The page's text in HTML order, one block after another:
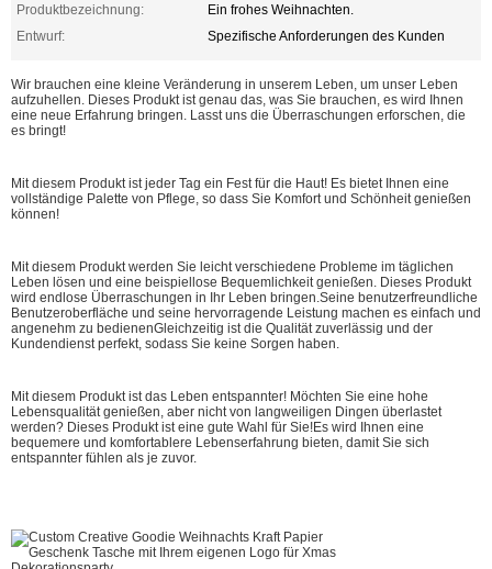
Produktbezeichnung:
Ein frohes Weihnachten.
Entwurf:
Spezifische Anforderungen des Kunden
Wir brauchen eine kleine Veränderung in unserem Leben, um unser Leben
aufzuhellen. Dieses Produkt ist genau das, was Sie brauchen, es wird Ihnen
eine neue Erfahrung bringen. Lasst uns die Überraschungen erforschen, die
es bringt!
Mit diesem Produkt ist jeder Tag ein Fest für die Haut! Es bietet Ihnen eine
vollständige Palette von Pflege, so dass Sie Komfort und Schönheit genießen
können!
Mit diesem Produkt werden Sie leicht verschiedene Probleme im täglichen
Leben lösen und eine beispiellose Bequemlichkeit genießen. Dieses Produkt
wird endlose Überraschungen in Ihr Leben bringen.Seine benutzerfreundliche
Benutzeroberfläche und seine hervorragende Leistung machen es einfach und
angenehm zu bedienenGleichzeitig ist die Qualität zuverlässig und der
Kundendienst perfekt, sodass Sie keine Sorgen haben.
Mit diesem Produkt ist das Leben entspannter! Möchten Sie eine hohe
Lebensqualität genießen, aber nicht von langweiligen Dingen überlastet
werden? Dieses Produkt ist eine gute Wahl für Sie!Es wird Ihnen eine
bequemere und komfortablere Lebenserfahrung bieten, damit Sie sich
entspannter fühlen als je zuvor.